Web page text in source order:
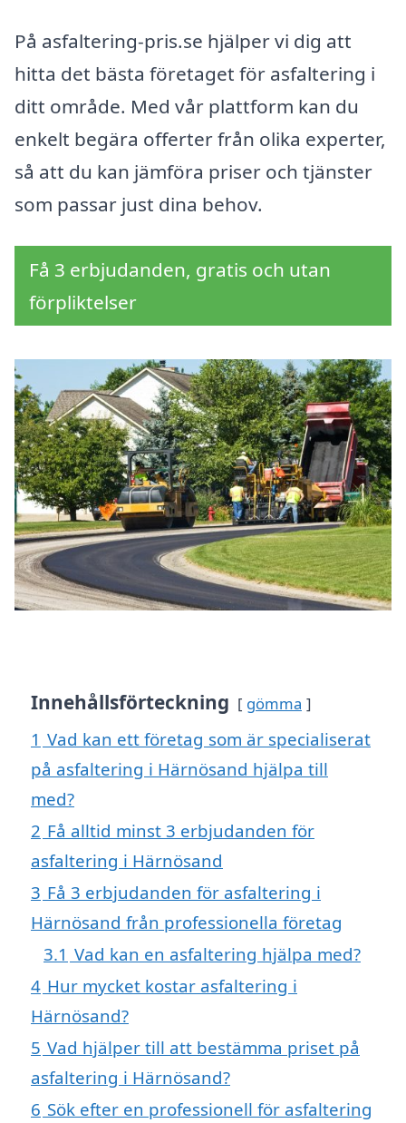
På asfaltering-pris.se hjälper vi dig att
hitta det bästa företaget för asfaltering i
ditt område. Med vår plattform kan du
enkelt begära offerter från olika experter,
så att du kan jämföra priser och tjänster
som passar just dina behov.
Få 3 erbjudanden, gratis och utan
förpliktelser
Innehållsförteckning gömma
1 Vad kan ett företag som är specialiserat
på asfaltering i Härnösand hjälpa till
med?
2 Få alltid minst 3 erbjudanden för
asfaltering i Härnösand
3 Få 3 erbjudanden för asfaltering i
Härnösand från professionella företag
3.1 Vad kan en asfaltering hjälpa med?
4 Hur mycket kostar asfaltering i
Härnösand?
5 Vad hjälper till att bestämma priset på
asfaltering i Härnösand?
6 Sök efter en professionell för asfaltering